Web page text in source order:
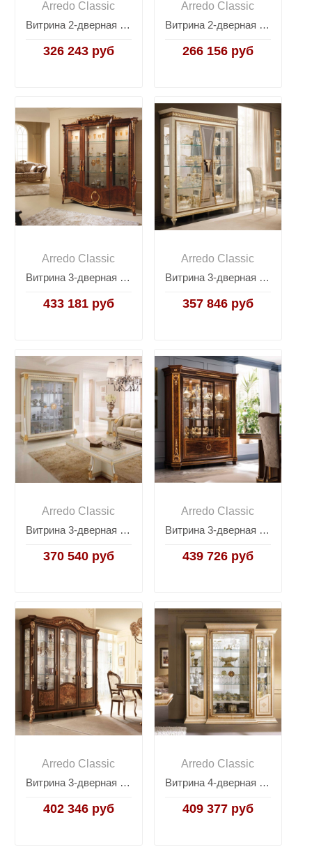
Arredo Classic
Витрина 2-дверная Arredo Classic Modigliani
326 243 руб
Arredo Classic
Витрина 2-дверная Arredo Classic Sinfonia
266 156 руб
Arredo Classic
Витрина 3-дверная Arredo Classic Donatello
433 181 руб
Arredo Classic
Витрина 3-дверная Arredo Classic Fantasia
357 846 руб
Arredo Classic
Витрина 3-дверная Arredo Classic Liberty
370 540 руб
Arredo Classic
Витрина 3-дверная Arredo Classic Modigliani
439 726 руб
Arredo Classic
Витрина 3-дверная Arredo Classic Sinfonia
402 346 руб
Arredo Classic
Витрина 4-дверная Arredo Classic Leonardo (Арредо Классик Леонардо)
409 377 руб